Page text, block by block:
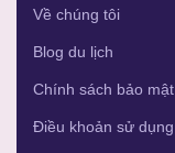
Về chúng tôi
Blog du lịch
Chính sách bảo mật
Điều khoản sử dụng